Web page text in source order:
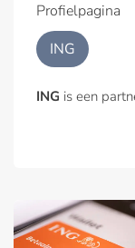
Profielpagina
ING
ING is een